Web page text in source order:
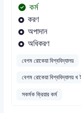
কর্ম
করণ
অপাদান
অধিকরণ
বেগম রোকেয়া বিশ্ববিদ্যালয়
বেগম রোকেয়া বিশ্ববিদ্যালয় খ
সকর্মক ক্রিয়ার কর্ম